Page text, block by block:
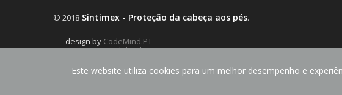
Este website utiliza cookies para um melhor desempenho e
© 2018 Sintimex - Proteção da cabeça aos pés.
design by CodeMind.PT
Parceiro Digital desde 2018 Top 5% PME